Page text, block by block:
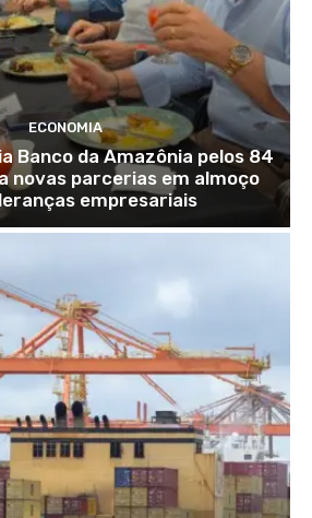
ECONOMIA
Banco da Amazônia pelos 84
novas parcerias em almoço
empresariais